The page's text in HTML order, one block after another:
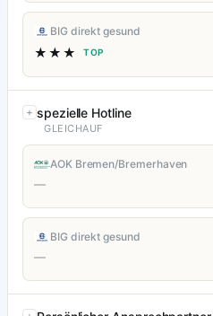
BIG direkt gesund
★★★ TOP
spezielle Hotline
GLEICHAUF
AOK Bremen/Bremerhaven
—
BIG direkt gesund
—